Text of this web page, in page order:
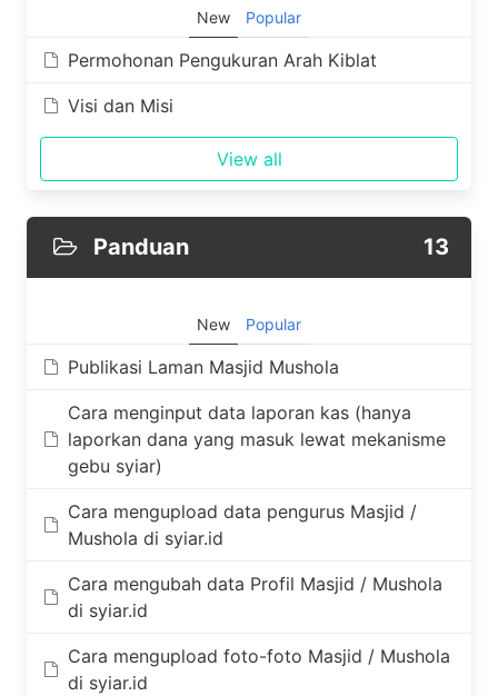
New Popular
Permohonan Pengukuran Arah Kiblat
Visi dan Misi
View all
Panduan 13
New Popular
Publikasi Laman Masjid Mushola
Cara menginput data laporan kas (hanya
laporkan dana yang masuk lewat mekanisme
gebu syiar)
Cara mengupload data pengurus Masjid /
Mushola di syiar.id
Cara mengubah data Profil Masjid / Mushola
di syiar.id
Cara mengupload foto-foto Masjid / Mushola
di syiar.id